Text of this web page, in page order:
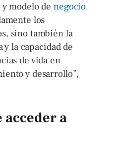
y modelo denegocio
los
sino también la
la capacidad de
de vida en
y desarrollo”,
a